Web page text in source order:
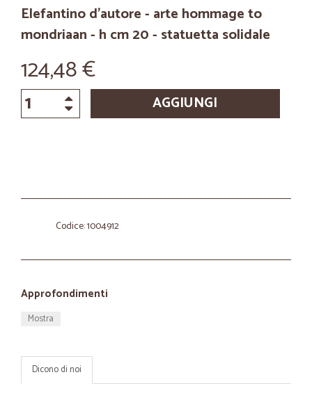
Elefantino d'autore - arte hommage to
mondriaan - h cm 20 - statuetta solidale
124,48 €
AGGIUNGI
Codice: 1004912
Approfondimenti
Mostra
Dicono di noi